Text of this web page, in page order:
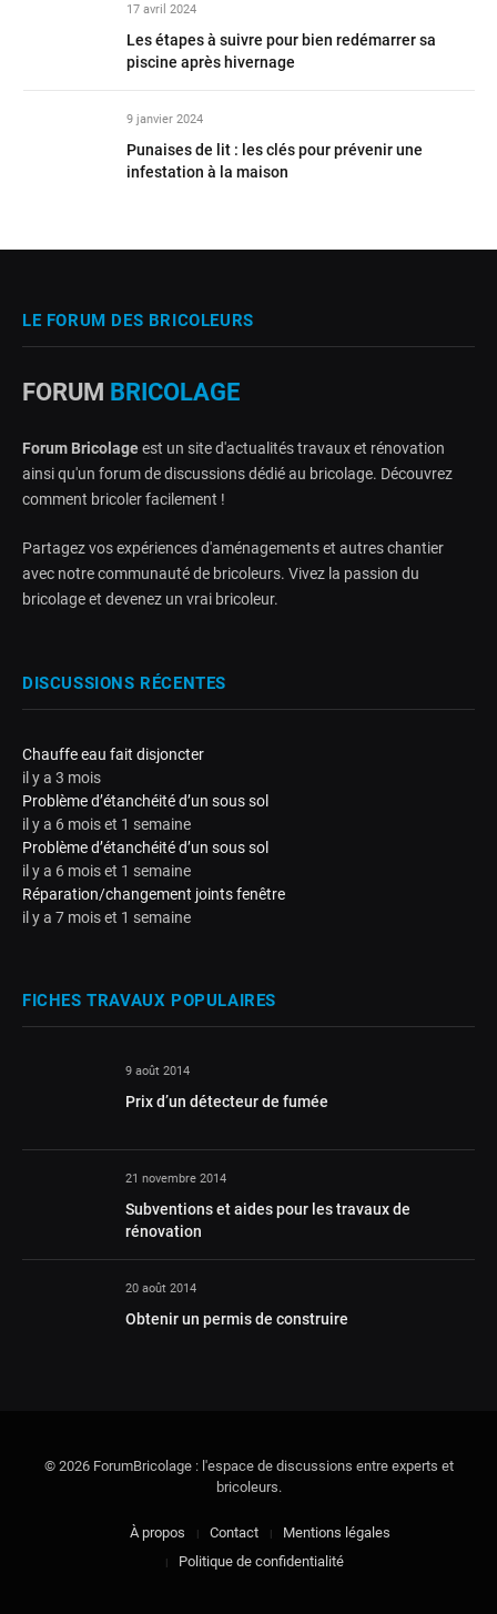
17 avril 2024
Les étapes à suivre pour bien redémarrer sa
piscine après hivernage
9 janvier 2024
Punaises de lit : les clés pour prévenir une
infestation à la maison
LE FORUM DES BRICOLEURS
FORUM BRICOLAGE
Forum Bricolageest un site d'actualités travaux et rénovation
ainsi qu'un forum de discussions dédié au bricolage. Découvrez
comment bricoler facilement !
Partagez vos expériences d'aménagements et autres chantier
avec notre communauté de bricoleurs. Vivez la passion du
bricolage et devenez un vrai bricoleur.
DISCUSSIONS RÉCENTES
Chauffe eau fait disjoncter
il y a 3 mois
Problème d’étanchéité d’un sous sol
il y a 6 mois et 1 semaine
Problème d’étanchéité d’un sous sol
il y a 6 mois et 1 semaine
Réparation/changement joints fenêtre
il y a 7 mois et 1 semaine
FICHES TRAVAUX POPULAIRES
9 août 2014
Prix d’un détecteur de fumée
21 novembre 2014
Subventions et aides pour les travaux de
rénovation
20 août 2014
Obtenir un permis de construire
© 2026 ForumBricolage : l'espace de discussions entre experts et
bricoleurs.
À propos Contact
Mentions légales
Politique de confidentialité